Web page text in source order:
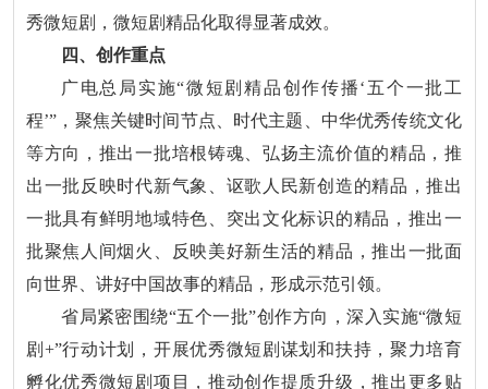
秀微短剧，微短剧精品化取得显著成效。
四、创作重点
广电总局实施“微短剧精品创作传播‘五个一批工
程’”，聚焦关键时间节点、时代主题、中华优秀传统文化
等方向，推出一批培根铸魂、弘扬主流价值的精品，推
出一批反映时代新气象、讴歌人民新创造的精品，推出
一批具有鲜明地域特色、突出文化标识的精品，推出一
批聚焦人间烟火、反映美好新生活的精品，推出一批面
向世界、讲好中国故事的精品，形成示范引领。
省局紧密围绕“五个一批”创作方向，深入实施“微短
剧+”行动计划，开展优秀微短剧谋划和扶持，聚力培育
孵化优秀微短剧项目，推动创作提质升级，推出更多贴